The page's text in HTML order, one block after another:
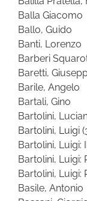
Balla Giacomo
Ballo, Guido
Banti, Lorenzo
Barberi
Baretti,
Barile, Angelo
Bartali, Gino
Bartolini,
Bartolini, Luigi
Bartolini, Luigi:
Bartolini, Luigi:
Bartolini, Luigi:
Basile, Antonio